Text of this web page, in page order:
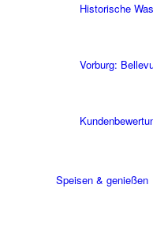
Historische
Vorburg:
Speisen & genießen